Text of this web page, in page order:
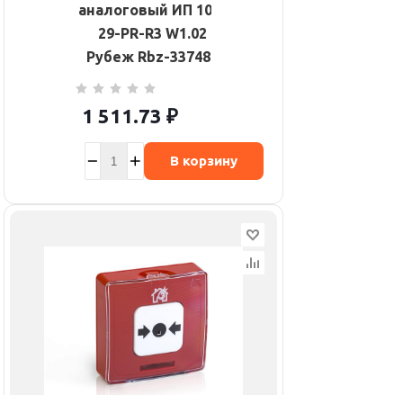
аналоговый ИП 101-
29-PR-R3 W1.02
Рубеж Rbz-337480
1 511.73 ₽
В корзину